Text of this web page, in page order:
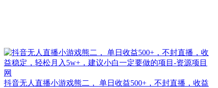
抖音无人直播小游戏熊二， 单日收益500+，不封直播，收益